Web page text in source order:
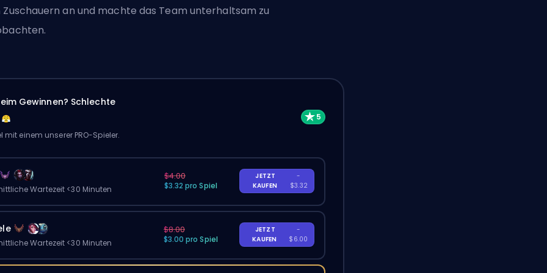
Zuschauern an und machte das Team unterhaltsam zu
Gewinnen? Schlechte
mit einem unserer PRO-Spieler.
Wartezeit <30 Minuten
$4.00
$3.32 pro Spiel
JETZT
KAUFEN
-
$3.32
Wartezeit <30 Minuten
$8.00
$3.00 pro Spiel
JETZT
KAUFEN
-
$6.00